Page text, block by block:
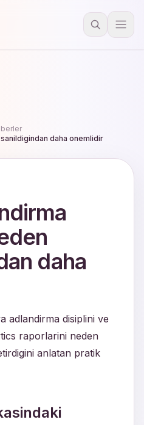
daha onemlidir
daha
adlandirma disiplini ve
raporlarini neden
anlatan pratik